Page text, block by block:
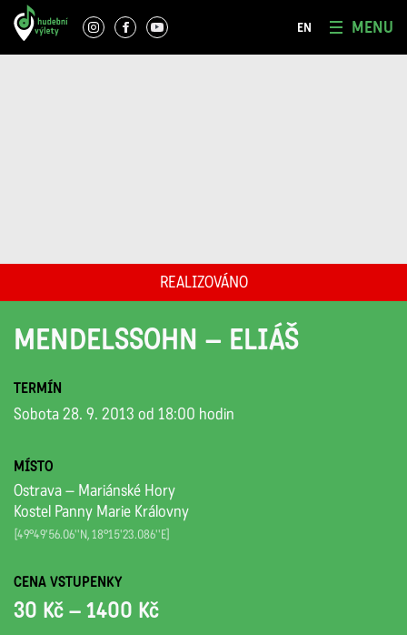
EN MENU
REALIZOVÁNO
MENDELSSOHN – ELIÁŠ
TERMÍN
Sobota 28. 9. 2013 od 18:00 hodin
MÍSTO
Ostrava – Mariánské Hory
Kostel Panny Marie Královny
[49°49'56.06''N, 18°15'23.086''E]
CENA VSTUPENKY
30 Kč – 1400 Kč